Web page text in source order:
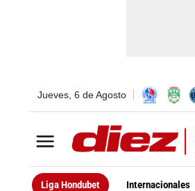
Jueves, 6 de Agosto
Liga Hondubet Internacionales